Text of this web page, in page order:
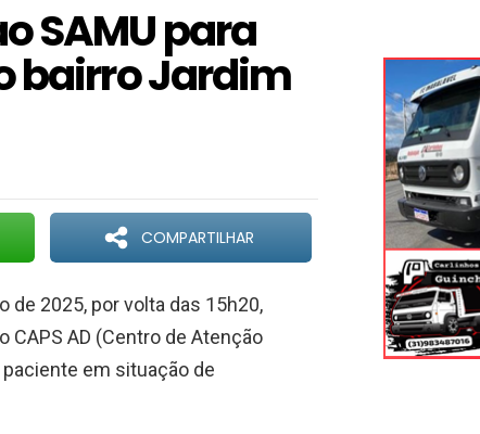
SAMU para
bairro Jardim
COMPARTILHAR
de 2025, por volta das 15h20,
CAPS AD (Centro de Atenção
em situação de